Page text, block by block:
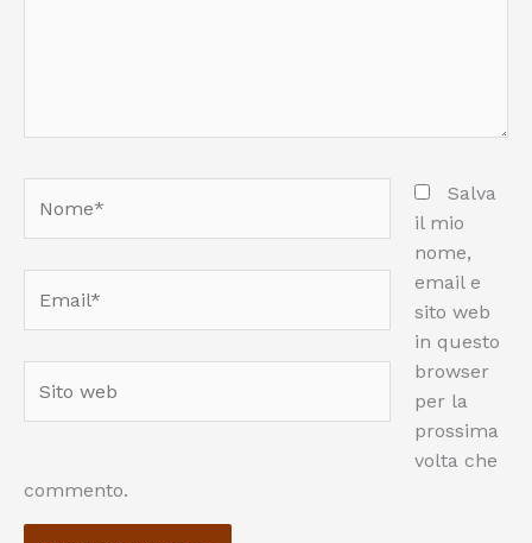
web
Salva
il mio
nome,
email e
sito web
in questo
browser
per la
prossima
volta che
commento.